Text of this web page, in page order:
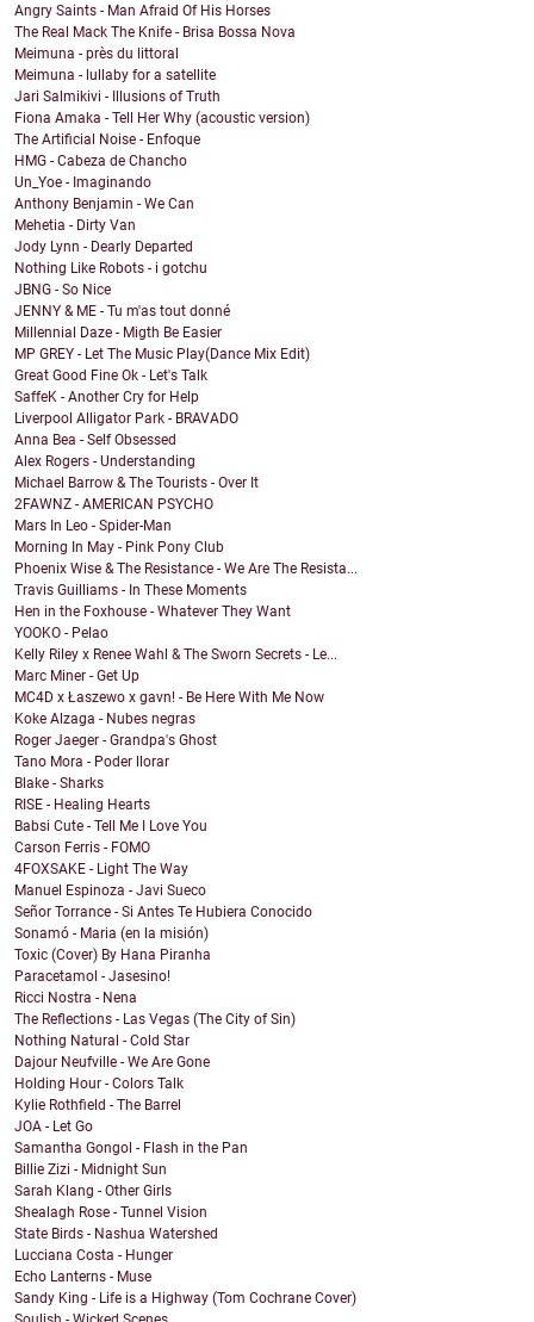
Angry Saints - Man Afraid Of His Horses
The Real Mack The Knife - Brisa Bossa Nova
Meimuna - près du littoral
Meimuna - lullaby for a satellite
Jari Salmikivi - Illusions of Truth
Fiona Amaka - Tell Her Why (acoustic version)
The Artificial Noise - Enfoque
HMG - Cabeza de Chancho
Un_Yoe - Imaginando
Anthony Benjamin - We Can
Mehetia - Dirty Van
Jody Lynn - Dearly Departed
Nothing Like Robots - i gotchu
JBNG - So Nice
JENNY & ME - Tu m'as tout donné
Millennial Daze - Migth Be Easier
MP GREY - Let The Music Play(Dance Mix Edit)
Great Good Fine Ok - Let's Talk
SaffeK - Another Cry for Help
Liverpool Alligator Park - BRAVADO
Anna Bea - Self Obsessed
Alex Rogers - Understanding
Michael Barrow & The Tourists - Over It
2FAWNZ - AMERICAN PSYCHO
Mars In Leo - Spider-Man
Morning In May - Pink Pony Club
Phoenix Wise & The Resistance - We Are The Resista...
Travis Guilliams - In These Moments
Hen in the Foxhouse - Whatever They Want
YOOKO - Pelao
Kelly Riley x Renee Wahl & The Sworn Secrets - Le...
Marc Miner - Get Up
MC4D x Łaszewo x gavn! - Be Here With Me Now
Koke Alzaga - Nubes negras
Roger Jaeger - Grandpa's Ghost
Tano Mora - Poder llorar
Blake - Sharks
RISE - Healing Hearts
Babsi Cute - Tell Me I Love You
Carson Ferris - FOMO
4FOXSAKE - Light The Way
Manuel Espinoza - Javi Sueco
Señor Torrance - Si Antes Te Hubiera Conocido
Sonamó - Maria (en la misión)
Toxic (Cover) By Hana Piranha
Paracetamol - Jasesino!
Ricci Nostra - Nena
The Reflections - Las Vegas (The City of Sin)
Nothing Natural - Cold Star
Dajour Neufville - We Are Gone
Holding Hour - Colors Talk
Kylie Rothfield - The Barrel
JOA - Let Go
Samantha Gongol - Flash in the Pan
Billie Zizi - Midnight Sun
Sarah Klang - Other Girls
Shealagh Rose - Tunnel Vision
State Birds - Nashua Watershed
Lucciana Costa - Hunger
Echo Lanterns - Muse
Sandy King - Life is a Highway (Tom Cochrane Cover)